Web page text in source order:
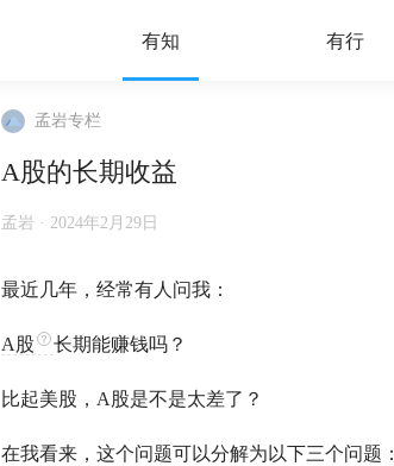
有知 有行
孟岩专栏
A股的长期收益
孟岩 · 2024年2月29日
最近几年，经常有人问我：
A股 长期能赚钱吗？
比起美股， A股是不是太差了？
在我看来，这个问题可以分解为以下三个问题：